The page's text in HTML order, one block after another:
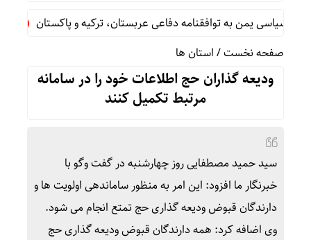
یمن به توافقنامه دفاعی عربستان، ترکیه و پاکستان
صفحه نخست/استان ها
ودیعه گذاران حج اطلاعات خود را در سامانه
مرتبط تکمیل کنند
سید حمید مصطفایی روز چهارشنبه در گفت وگو با
خبرنگار ما افزود: این امر به منظور ساماندهی اولویت ها و
دارندگان قبوض ودیعه گذاری حج تمتع انجام می شود.
وی اضافه کرد: همه دارندگان قبوض ودیعه گذاری حج